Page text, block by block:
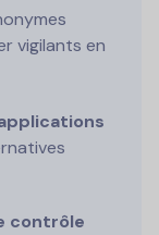
vigilants en
contrôle